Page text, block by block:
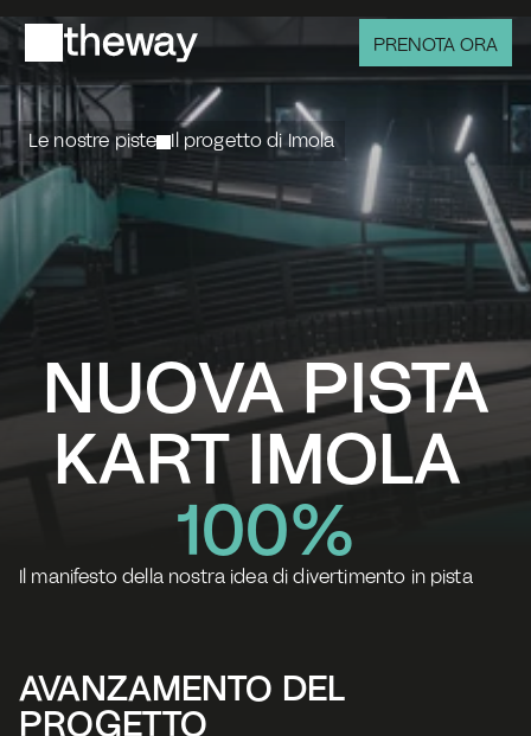
PRENOTA ORA
Le nostre piste Il progetto di Imola
NUOVA PISTA
KART IMOLA
100%
Il manifesto della nostra idea di divertimento in pista
AVANZAMENTO DEL
PROGETTO